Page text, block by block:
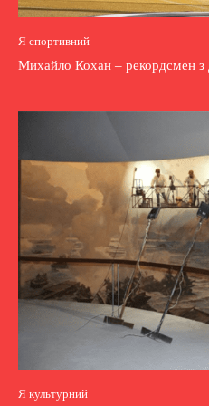
Я спортивний
Михайло Кохан – рекордсмен
Я культурний